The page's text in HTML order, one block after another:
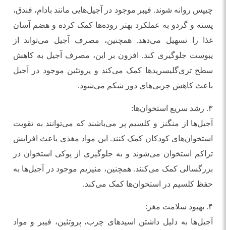
چیپس روانه شوند. فیبر موجود در آجیل‌هایی مانند بادام، فندق،
پسته و گردو به عملکرد بهتر روده‌ها کمک کرده و هضم آسان
غذا را تسهیل می‌دهد. همچنین، مصرف آجیل می‌تواند از
یبوست جلوگیری کند. افزون بر این، مصرف آجیل به کاهش
سطح تری‌گلیسریدها کمک می‌کند و پروتئین موجود در آجیل
باعث کاهش چربی‌های دور شکم می‌شود.
۳. رشد سریع استخوان‌ها:
آجیل‌ها از منگنز و کلسیم پر می‌باشند که می‌توانند به تقویت
استخوان‌های کودکان کمک کنند. این مواد مغذی باعث افزایش
تراکم استخوان می‌شوند و به جلوگیری از پوکی استخوان در
بزرگسالی کمک می‌کنند. همچنین، منیزیم موجود در آجیل‌ها به
حفظ کلسیم در استخوان‌ها کمک می‌کند.
۴. بهبود سلامت مغز:
آجیل‌ها به دلیل داشتن اسیدهای چرب، پروتئین، فیبر و مواد